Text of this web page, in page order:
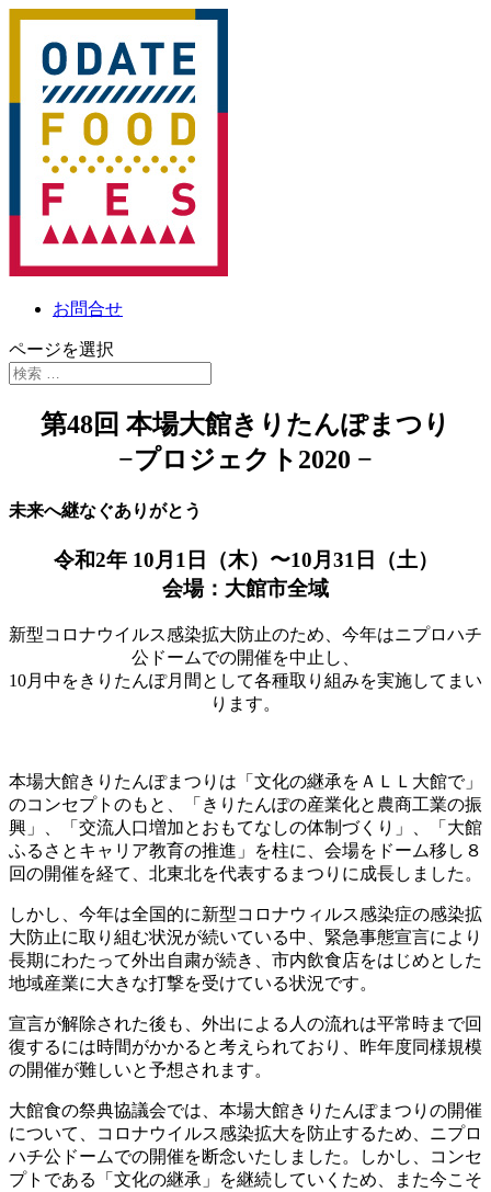
お問合せ
ページを選択
第48回 本場大館きりたんぽまつり
−プロジェクト2020 −
未来へ継なぐありがとう
令和2年 10月1日（木）〜10月31日（土）
会場：大館市全域
新型コロナウイルス感染拡大防止のため、今年はニプロハチ
公ドームでの開催を中止し、
10月中をきりたんぽ月間として各種取り組みを実施してまい
ります。
本場大館きりたんぽまつりは「文化の継承をＡＬＬ大館で」
のコンセプトのもと、「きりたんぽの産業化と農商工業の振
興」、「交流人口増加とおもてなしの体制づくり」、「大館
ふるさとキャリア教育の推進」を柱に、会場をドーム移し８
回の開催を経て、北東北を代表するまつりに成⾧しました。
しかし、今年は全国的に新型コロナウィルス感染症の感染拡
大防止に取り組む状況が続いている中、緊急事態宣言により
⾧期にわたって外出自粛が続き、市内飲食店をはじめとした
地域産業に大きな打撃を受けている状況です。
宣言が解除された後も、外出による人の流れは平常時まで回
復するには時間がかかると考えられており、昨年度同様規模
の開催が難しいと予想されます。
大館食の祭典協議会では、本場大館きりたんぽまつりの開催
について、コロナウイルス感染拡大を防止するため、ニプロ
ハチ公ドームでの開催を断念いたしました。しかし、コンセ
プトである「文化の継承」を継続していくため、また今こそ